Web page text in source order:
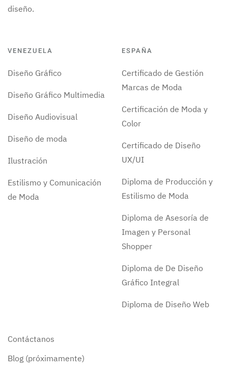
diseño.
VENEZUELA
Diseño Gráfico
Diseño Gráfico Multimedia
Diseño Audiovisual
Diseño de moda
Ilustración
Estilismo y Comunicación
de Moda
ESPAÑA
Certificado de Gestión
Marcas de Moda
Certificación de Moda y
Color
Certificado de Diseño
UX/UI
Diploma de Producción y
Estilismo de Moda
Diploma de Asesoría de
Imagen y Personal
Shopper
Diploma de De Diseño
Gráfico Integral
Diploma de Diseño Web
Contáctanos
Blog (próximamente)